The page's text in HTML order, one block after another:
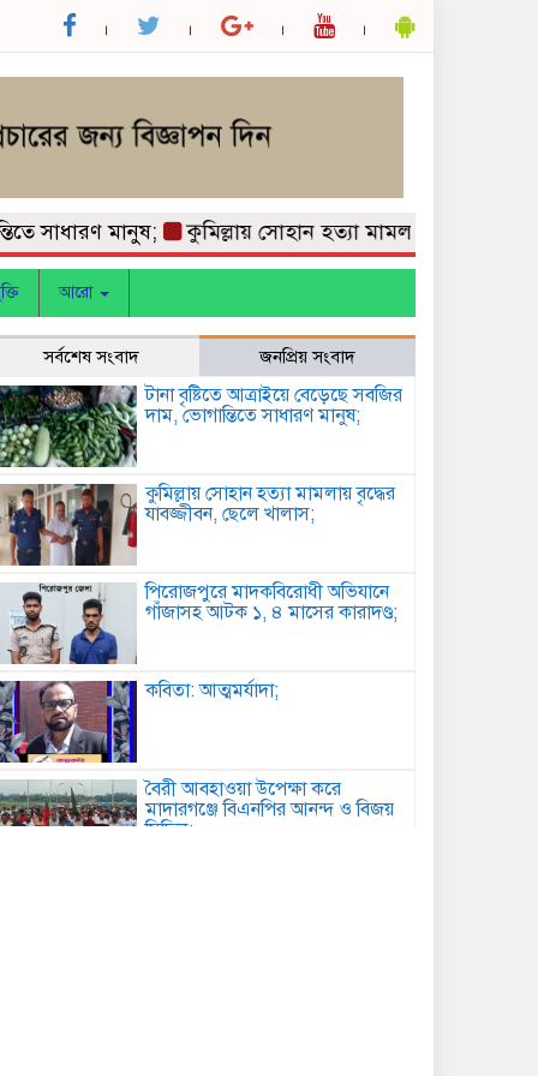
মানুষ; কুমিল্লায় সোহান হত্যা মামলায় বৃদ্ধের যাবজ্জীবন,
আরো
সর্বশেষ সংবাদ জনপ্রিয় সংবাদ
টানা বৃষ্টিতে আত্রাইয়ে বেড়েছে সবজির
দাম, ভোগান্তিতে সাধারণ মানুষ;
কুমিল্লায় সোহান হত্যা মামলায় বৃদ্ধের
যাবজ্জীবন, ছেলে খালাস;
পিরোজপুরে মাদকবিরোধী অভিযানে
গাঁজাসহ আটক ১, ৪ মাসের কারাদণ্ড;
কবিতা: আত্মমর্যাদা;
বৈরী আবহাওয়া উপেক্ষা করে
মাদারগঞ্জে বিএনপির আনন্দ ও বিজয়
মিছিল;